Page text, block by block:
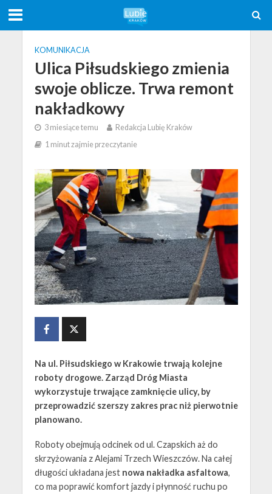
KOMUNIKACJA
Ulica Piłsudskiego zmienia
swoje oblicze. Trwa remont
nakładkowy
3 miesiące temu
Redakcja Lubię Kraków
1 minut zajmie przeczytanie
Na ul. Piłsudskiego w Krakowie trwają kolejne
roboty drogowe. Zarząd Dróg Miasta
wykorzystuje trwające zamknięcie ulicy, by
przeprowadzić szerszy zakres prac niż pierwotnie
planowano.
Roboty obejmują odcinek od ul. Czapskich aż do
skrzyżowania z Alejami Trzech Wieszczów. Na całej
długości układana jest nowa nakładka asfaltowa,
co ma poprawić komfort jazdy i płynność ruchu po